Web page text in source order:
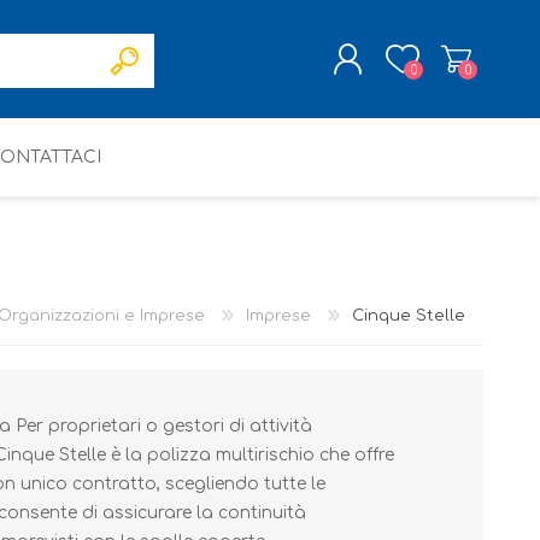
0 0
e Imprese Imprese Cinque Stelle
Per proprietari o gestori di attività
Stelle è la polizza multirischio che offre
unico contratto, scegliendo tutte le
di assicurare la continuità